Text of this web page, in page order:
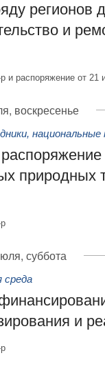
регионов
и
и распоряжение от
воскресенье
национальные
природных
суббота
среда
и